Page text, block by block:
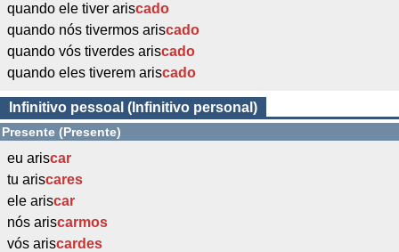
quando ele tiver ariscado
quando nós tivermos ariscado
quando vós tiverdes ariscado
quando eles tiverem ariscado
Infinitivo pessoal (Infinitivo personal)
Presente (Presente)
eu ariscar
tu ariscares
ele ariscar
nós ariscarmos
vós ariscardes